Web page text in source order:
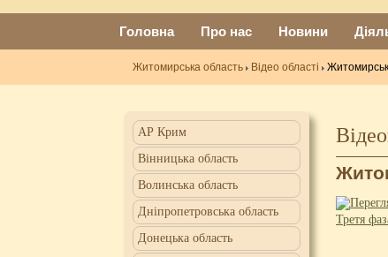
Головна Про нас Новини
Житомирська область Відео області
АР Крим
Вінницька область
Волинська область
Дніпропетровська область
Донецька область
Третя